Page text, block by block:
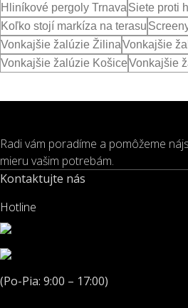
Hliníkové pergoly Trnava Siete proti
Koľko stojí markíza na terasu
Vonkajšie žalúzie ŽilinaVonkajšie
Vonkajšie žalúzie KošiceVonkajšie
Radi vám poradíme a pomôžeme
mieru vašim potrebám.
Kontaktujte nás
Hotline
(Po-Pia: 9:00 – 17:00)